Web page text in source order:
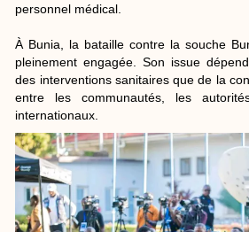
personnel médical.
À Bunia, la bataille contre la souche
pleinement engagée. Son issue
des interventions sanitaires que de la
entre les communautés, les
internationaux.